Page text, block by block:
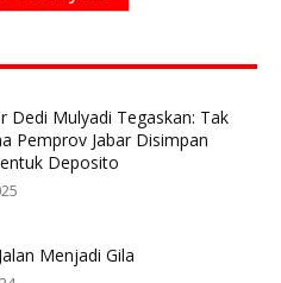
Dedi Mulyadi Tegaskan: Tak
Pemprov Jabar Disimpan
Deposito
Menjadi Gila